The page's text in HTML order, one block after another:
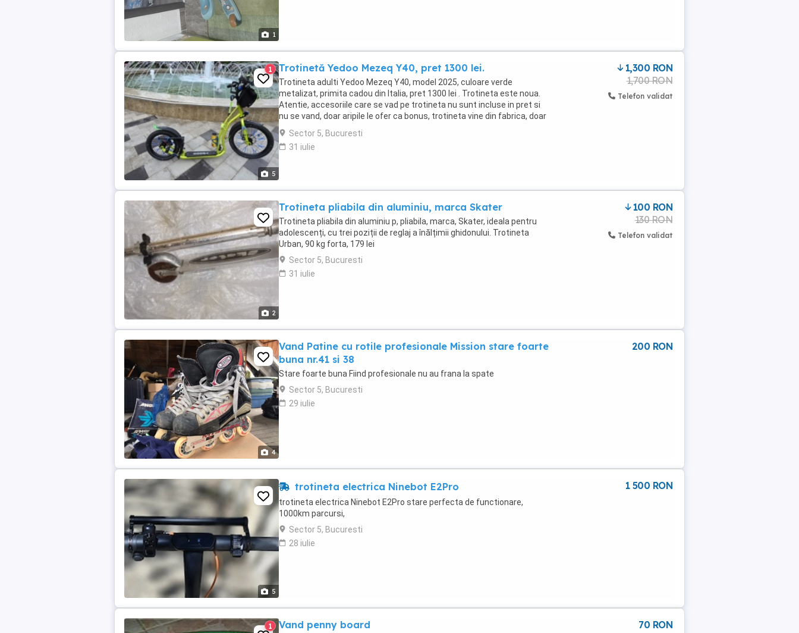
1
5
1 Trotinetă Yedoo Mezeq Y40, pret 1300 lei.
Trotineta adulti Yedoo Mezeq Y40, model 2025, culoare verde
metalizat, primita cadou din Italia, pret 1300 lei . Trotineta este noua.
Atentie, accesoriile care se vad pe trotineta nu sunt incluse in pret si
nu se vand, doar aripile le ofer ca bonus, trotineta vine din fabrica, doar
cum se vede in a doua ...
Sector 5, Bucuresti
31 iulie
1,300 RON
1,700 RON
Telefon validat
2
Trotineta pliabila din aluminiu, marca Skater
Trotineta pliabila din aluminiu p, pliabila, marca, Skater, ideala pentru
adolescenți, cu trei poziții de reglaj a înălțimii ghidonului. Trotineta
Urban, 90 kg forta, 179 lei
Sector 5, Bucuresti
31 iulie
100 RON
130 RON
Telefon validat
4
Vand Patine cu rotile profesionale Mission stare foarte
buna nr.41 si 38
Stare foarte buna Fiind profesionale nu au frana la spate
Sector 5, Bucuresti
29 iulie
200 RON
5
trotineta electrica Ninebot E2Pro
trotineta electrica Ninebot E2Pro stare perfecta de functionare,
1000km parcursi,
Sector 5, Bucuresti
28 iulie
1 500 RON
1 Vand penny board 70 RON